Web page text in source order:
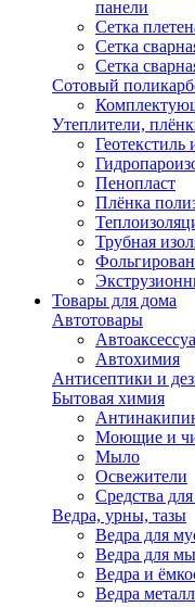
панели
Сетка
Сетка
Сетка
Сотовый
Утеплители,
Геотекстиль
Пенопласт
Плёнка
Трубная
Товары для дома
Автотовары
Автохимия
Антисептики и
Бытовая химия
Моющие и
Мыло
Освежители
Средства
Ведра, урны, тазы
Ведра для
Ведра для
Ведра и
Ведра